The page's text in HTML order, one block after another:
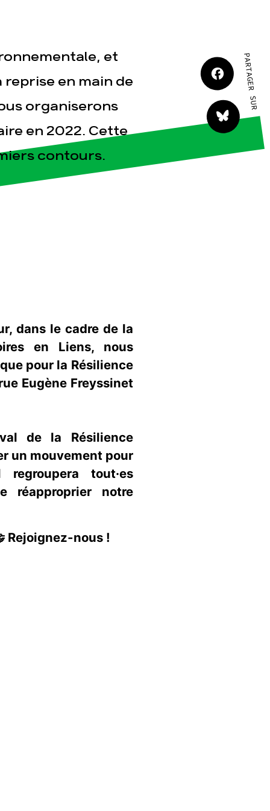
et
en main de
organiserons
en 2022. Cette
contours.
PARTAGER SUR
dans le cadre de la
en Liens, nous
pour la Résilience
Eugène Freyssinet
de la Résilience
un mouvement pour
tout·es
réapproprier notre
Rejoignez-nous !